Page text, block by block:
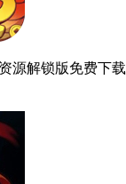
源解锁版免费下载